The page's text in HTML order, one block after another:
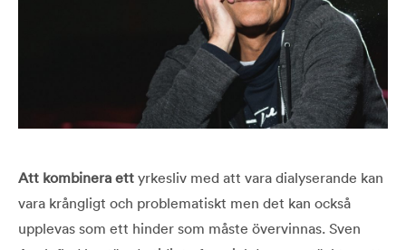
Att kombinera ett yrkesliv med att vara dialyserande kan
vara krångligt och problematiskt men det kan också
upplevas som ett hinder som måste övervinnas. Sven